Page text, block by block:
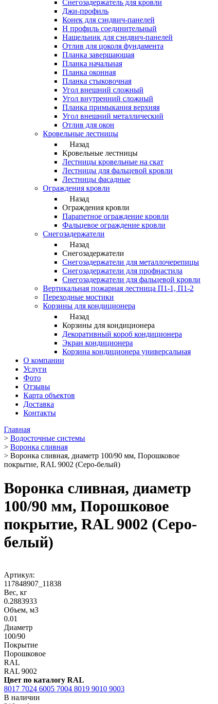
Снегозадержатель для кровли
Джи-профиль
Конек для сэндвич-панелей
Н профиль соединительный
Нащельник для сэндвич-панелей
Отлив для цоколя фундамента
Планка завершающая
Планка начальная
Планка оконная
Планка стыковочная
Угол внешний сложный
Угол внутренний сложный
Планка примыкания верхняя
Угол внешний металлический
Отлив для окон
Кровельные лестницы
Назад
Кровельные лестницы
Лестницы кровельные на скат
Лестницы для фальцевой кровли
Лестницы фасадные
Ограждения кровли
Назад
Ограждения кровли
Парапетное ограждение кровли
Фальцевое ограждение кровли
Снегозадержатели
Назад
Снегозадержатели
Снегозадержатели для металлочерепицы
Снегозадержатели для профнастила
Снегозадержатели для фальцевой кровли
Вертикальная пожарная лестница П1-1, П1-2
Переходные мостики
Корзины для кондиционера
Назад
Корзины для кондиционера
Декоративный короб кондиционера
Экран кондиционера
Корзина кондиционера универсальная
О компании
Услуги
Фото
Отзывы
Карта объектов
Доставка
Контакты
Главная
> Водосточные системы
> Воронка сливная
> Воронка сливная, диаметр 100/90 мм, Порошковое
покрытие, RAL 9002 (Серо-белый)
Воронка сливная, диаметр
100/90 мм, Порошковое
покрытие, RAL 9002 (Серо-
белый)
Артикул:
117848907_11838
Вес, кг
0.2883933
Объем, м3
0.01
Диаметр
100/90
Покрытие
Порошковое
RAL
RAL 9002
Цвет по каталогу RAL
8017 7024 6005 7004 8019 9010 9003
В наличии